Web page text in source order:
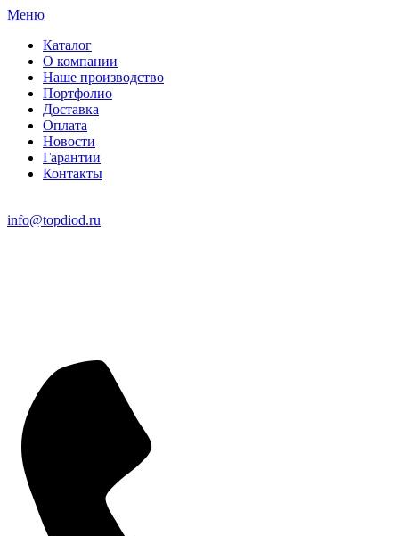
Меню
Каталог
О компании
Наше производство
Портфолио
Доставка
Оплата
Новости
Гарантии
Контакты
info@topdiod.ru